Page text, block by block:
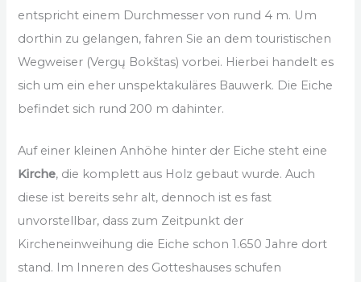
entspricht einem Durchmesser von rund 4 m. Um
dorthin zu gelangen, fahren Sie an dem touristischen
Wegweiser (Vergų Bokštas) vorbei. Hierbei handelt es
sich um ein eher unspektakuläres Bauwerk. Die Eiche
befindet sich rund 200 m dahinter.
Auf einer kleinen Anhöhe hinter der Eiche steht eine
Kirche, die komplett aus Holz gebaut wurde. Auch
diese ist bereits sehr alt, dennoch ist es fast
unvorstellbar, dass zum Zeitpunkt der
Kircheneinweihung die Eiche schon 1.650 Jahre dort
stand. Im Inneren des Gotteshauses schufen